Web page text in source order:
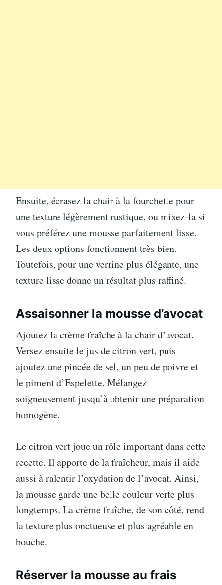
Ensuite, écrasez la chair à la fourchette pour
une texture légèrement rustique, ou mixez-la si
vous préférez une mousse parfaitement lisse.
Les deux options fonctionnent très bien.
Toutefois, pour une verrine plus élégante, une
texture lisse donne un résultat plus raffiné.
Assaisonner la mousse d’avocat
Ajoutez la crème fraîche à la chair d’avocat.
Versez ensuite le jus de citron vert, puis
ajoutez une pincée de sel, un peu de poivre et
le piment d’Espelette. Mélangez
soigneusement jusqu’à obtenir une préparation
homogène.
Le citron vert joue un rôle important dans cette
recette. Il apporte de la fraîcheur, mais il aide
aussi à ralentir l’oxydation de l’avocat. Ainsi,
la mousse garde une belle couleur verte plus
longtemps. La crème fraîche, de son côté, rend
la texture plus onctueuse et plus agréable en
bouche.
Réserver la mousse au frais